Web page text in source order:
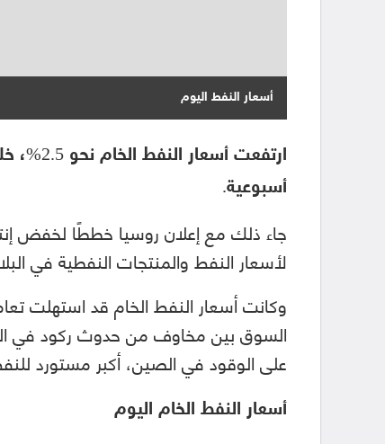
أسعار النفط اليوم
ارتفعت
أسبوعية.
جاء ذلك مع إعلان روسيا خططًا لخفض
لأسعار النفط والمنتجات النفطية في
وكانت أسعار النفط الخام قد استهلت
السوق بين مخاوف من حدوث ركود في
على الوقود في الصين، أكبر مستورد
أسعار النفط الخام اليوم